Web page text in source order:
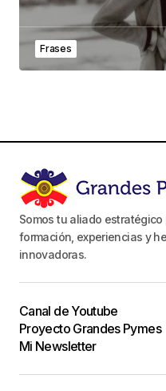
Frases
Somos tu aliado
formación, experiencias y
innovadoras.
Canal de Youtube
Proyecto Grandes Pymes
Mi Newsletter